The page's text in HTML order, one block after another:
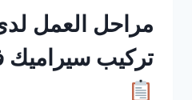
مراحل العمل
تركيب سيراميك